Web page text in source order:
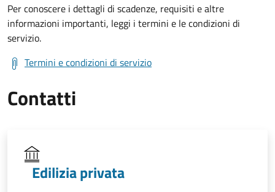
Per conoscere i dettagli di scadenze, requisiti e altre
informazioni importanti, leggi i termini e le condizioni di
servizio.
Termini e condizioni di servizio
Contatti
Edilizia privata